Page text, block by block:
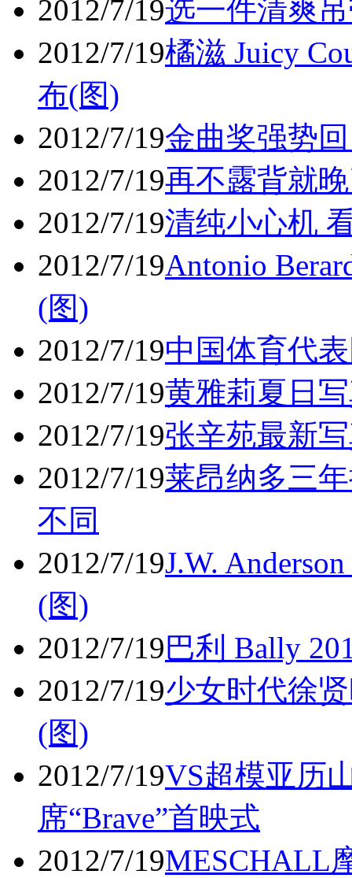
2012/7/19选一件清爽
2012/7/19橘滋 Juicy
布(图)
2012/7/19金曲奖强势
2012/7/19再不露背就
2012/7/19清纯小心机
2012/7/19Antonio
(图)
2012/7/19中国体育代
2012/7/19黄雅莉夏日
2012/7/19张辛苑最新
2012/7/19莱昂纳多三
不同
2012/7/19J.W.
(图)
2012/7/19巴利 Bally
2012/7/19少女时代徐
(图)
2012/7/19VS超模亚历
席“Brave”首映式
2012/7/19MESCHALL